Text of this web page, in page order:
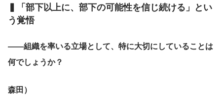
▍「部下以上に、部下の可能性を信じ続ける」とい
う覚悟
――組織を率いる立場として、特に大切にしていることは
何でしょうか？
森田）